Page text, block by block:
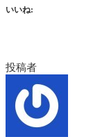
いいね:
投稿者